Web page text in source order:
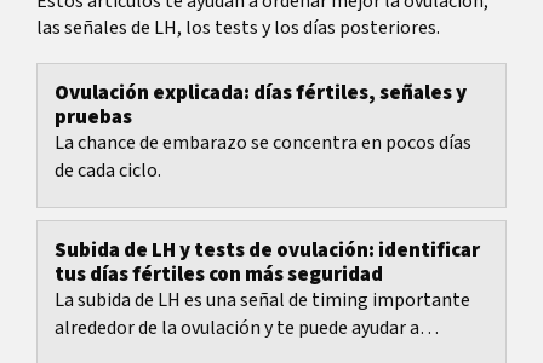
las señales de LH, los tests y los días posteriores.
Ovulación explicada: días fértiles, señales y
pruebas
La chance de embarazo se concentra en pocos días
de cada ciclo.
Subida de LH y tests de ovulación: identificar
tus días fértiles con más seguridad
La subida de LH es una señal de timing importante
alrededor de la ovulación y te puede ayudar a